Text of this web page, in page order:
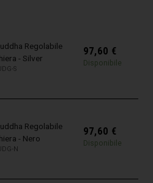
Regolabile
- Silver
S
97,60 €
Disponibile
Regolabile
- Nero
N
97,60 €
Disponibile